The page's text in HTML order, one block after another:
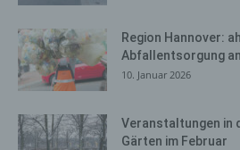
Region Hannover:
Abfallentsorgung
10. Januar 2026
Veranstaltungen in
Gärten im Februar
benötigt, um (1) die Inhalte unserer
die Werbung für diese zu
Funktionsfähigkeit unserer
Systeme und der Technik unserer
im Falle eines Cyberangriffes die
notwendigen Informationen